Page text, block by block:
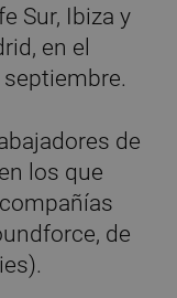
Sur, Ibiza y
en el
de
los que
de